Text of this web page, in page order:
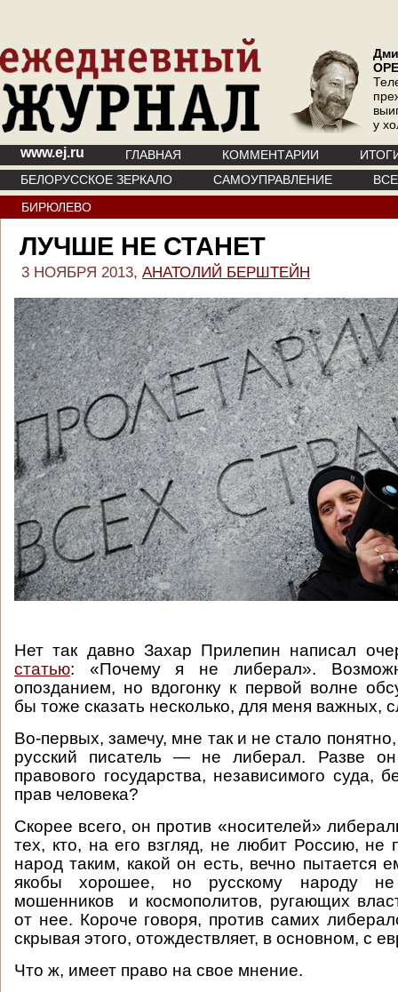
у
www.ej.ru ГЛАВНАЯ КОММЕНТАРИИ
БЕЛОРУССКОЕ ЗЕРКАЛО
САМОУПРАВЛЕНИЕ
БИРЮЛЕВО
ЛУЧШЕ НЕ СТАНЕТ
3 НОЯБРЯ 2013, АНАТОЛИЙ БЕРШТЕЙН
Нет так давно Захар Прилепин написал
статью: «Почему я не либерал».
опозданием, но вдогонку к первой волне
бы тоже сказать несколько, для меня важных,
Во-первых, замечу, мне так и не стало
русский писатель — не либерал. Разве
правового государства, независимого суда,
прав человека?
Скорее всего, он против «носителей»
тех, кто, на его взгляд, не любит Россию, не
народ таким, какой он есть, вечно пытается
якобы хорошее, но русскому народу
мошенников и космополитов, ругающих
от нее. Короче говоря, против самих
скрывая этого, отождествляет, в основном, с
Что ж, имеет право на свое мнение.